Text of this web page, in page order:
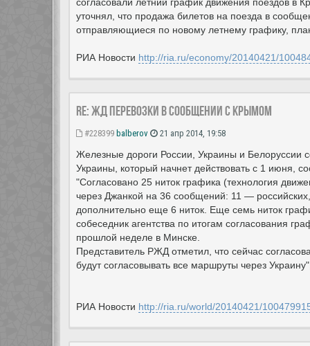
уточнял, что продажа билетов на поезда в
отправляющиеся по новому летнему графику,
РИА Новости http://ria.ru/economy/20140421/
Re: ЖД перевозки в сообщении с Крымом
#228399 balberov 21 апр 2014, 19:58
Железные дороги России, Украины и Белоруссии
Украины, который начнет действовать с 1 июня,
"Согласовано 25 ниток графика (технология
через Джанкой на 36 сообщений: 11 —
дополнительно еще 6 ниток. Еще семь ниток
собеседник агентства по итогам согласования
прошлой неделе в Минске.
Представитель РЖД отметил, что сейчас
будут согласовывать все маршруты через
РИА Новости http://ria.ru/world/20140421/